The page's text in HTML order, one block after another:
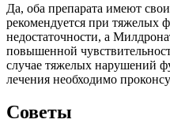
Да, оба препарата имеют
рекомендуется при тяжелых
недостаточности, а
повышенной
случае тяжелых нарушений
лечения необходимо
Советы